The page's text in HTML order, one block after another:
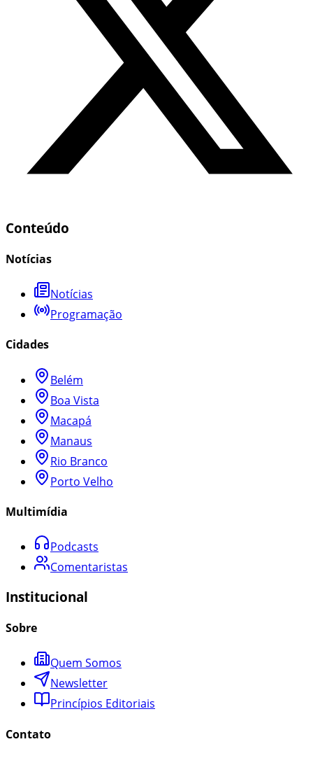
Conteúdo
Notícias
Notícias
Programação
Cidades
Belém
Boa Vista
Macapá
Manaus
Rio Branco
Porto Velho
Multimídia
Podcasts
Comentaristas
Institucional
Sobre
Quem Somos
Newsletter
Princípios Editoriais
Contato